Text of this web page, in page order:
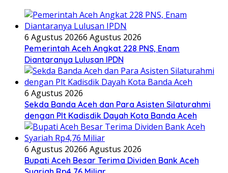
6 Agustus 20266 Agustus 2026
Pemerintah Aceh Angkat 228 PNS, Enam
Diantaranya Lulusan IPDN
6 Agustus 2026
Sekda Banda Aceh dan Para Asisten Silaturahmi
dengan Plt Kadisdik Dayah Kota Banda Aceh
6 Agustus 20266 Agustus 2026
Bupati Aceh Besar Terima Dividen Bank Aceh